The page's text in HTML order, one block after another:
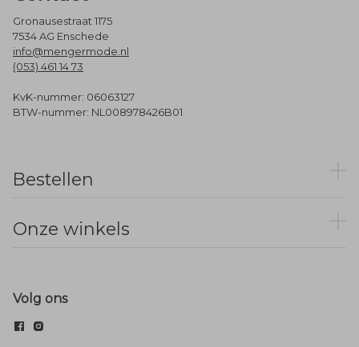
Gronausestraat 1175
7534 AG Enschede
info@mengermode.nl
(053) 461 14 73
KvK-nummer: 06063127
BTW-nummer: NL008978426B01
Bestellen
Onze winkels
Volg ons